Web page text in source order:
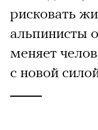
рисковать
альпинисты
меняет
с новой